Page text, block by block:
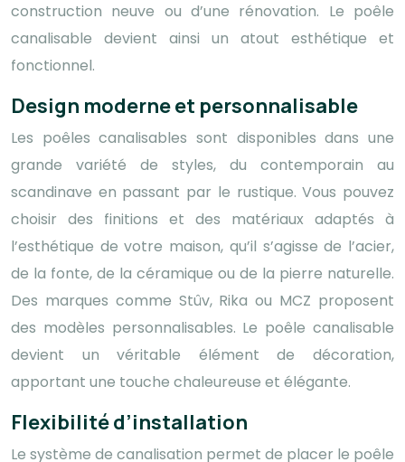
construction neuve ou d’une rénovation. Le poêle
canalisable devient ainsi un atout esthétique et
fonctionnel.
Design moderne et personnalisable
Les poêles canalisables sont disponibles dans une
grande variété de styles, du contemporain au
scandinave en passant par le rustique. Vous pouvez
choisir des finitions et des matériaux adaptés à
l’esthétique de votre maison, qu’il s’agisse de l’acier,
de la fonte, de la céramique ou de la pierre naturelle.
Des marques comme Stûv, Rika ou MCZ proposent
des modèles personnalisables. Le poêle canalisable
devient un véritable élément de décoration,
apportant une touche chaleureuse et élégante.
Flexibilité d’installation
Le système de canalisation permet de placer le poêle